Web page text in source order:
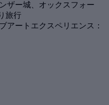
ザー城、オックスフォー
旅行
アートエクスペリエンス：